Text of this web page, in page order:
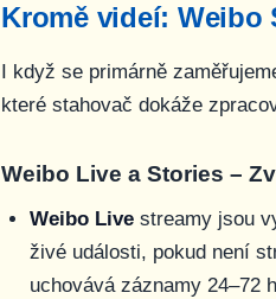
Kromě videí: Weibo
I když se primárně
které stahovač dokáže
Weibo Live a Stories –
Weibo Live streamy jsou
živé události, pokud není
uchovává záznamy 24–72